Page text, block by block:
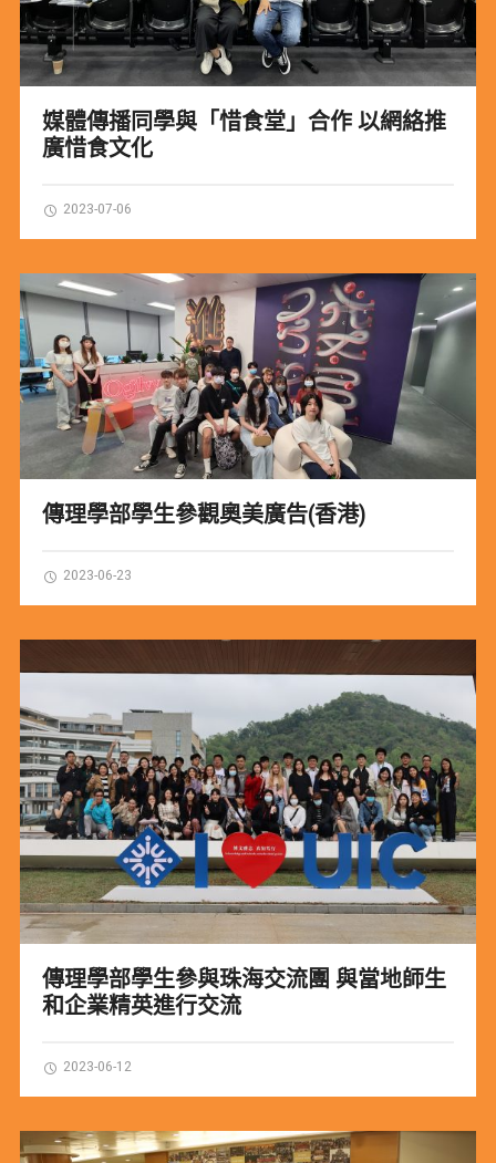
媒體傳播同學與「惜食堂」合作 以網絡推
廣惜食文化
2023-07-06
傳理學部學生參觀奧美廣告(香港)
2023-06-23
傳理學部學生參與珠海交流團 與當地師生
和企業精英進行交流
2023-06-12